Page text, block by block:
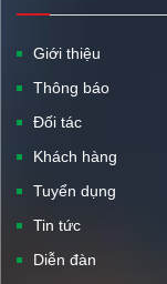
Giới thiệu
Thông báo
Đối tác
Khách hàng
Tuyển dụng
Tin tức
Diễn đàn